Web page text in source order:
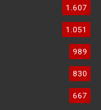
1.607
1.051
989
830
667